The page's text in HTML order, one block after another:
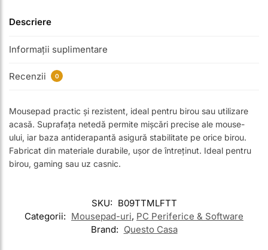
Descriere
Informații suplimentare
Recenzii 0
Mousepad practic și rezistent, ideal pentru birou sau utilizare
acasă. Suprafața netedă permite mișcări precise ale mouse-
ului, iar baza antiderapantă asigură stabilitate pe orice birou.
Fabricat din materiale durabile, ușor de întreținut. Ideal pentru
birou, gaming sau uz casnic.
SKU: B09TTMLFTT
Categorii: Mousepad-uri, PC Periferice & Software
Brand: Questo Casa